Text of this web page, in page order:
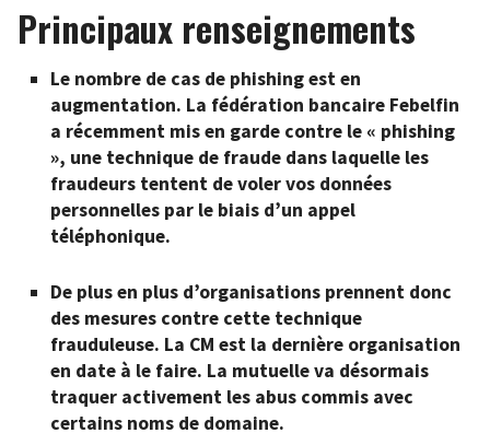
Principaux renseignements
Le nombre de cas de phishing est en
augmentation. La fédération bancaire Febelfin
a récemment mis en garde contre le « phishing
», une technique de fraude dans laquelle les
fraudeurs tentent de voler vos données
personnelles par le biais d’un appel
téléphonique.
De plus en plus d’organisations prennent donc
des mesures contre cette technique
frauduleuse. La CM est la dernière organisation
en date à le faire. La mutuelle va désormais
traquer activement les abus commis avec
certains noms de domaine.